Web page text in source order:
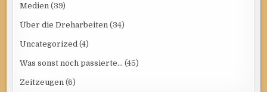
Medien (39)
Über die Dreharbeiten (34)
Uncategorized (4)
Was sonst noch passierte… (45)
Zeitzeugen (6)